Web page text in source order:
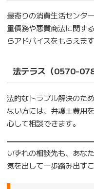
最寄りの消費生活センタ
重債務や悪質商法に関す
らアドバイスをもらえます
法テラス（0570-
法的なトラブル解決のた
ない方には、弁護士費用
心して相談できます。
いずれの相談先も、あな
気を出して一歩踏み出す